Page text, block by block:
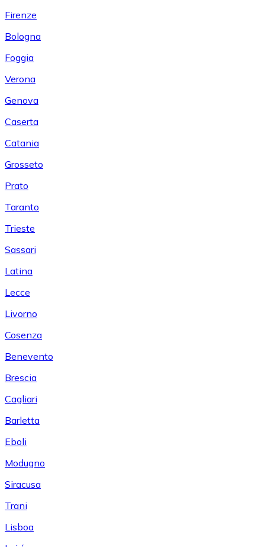
Firenze
Bologna
Foggia
Verona
Genova
Caserta
Catania
Grosseto
Prato
Taranto
Trieste
Sassari
Latina
Lecce
Livorno
Cosenza
Benevento
Brescia
Cagliari
Barletta
Eboli
Modugno
Siracusa
Trani
Lisboa